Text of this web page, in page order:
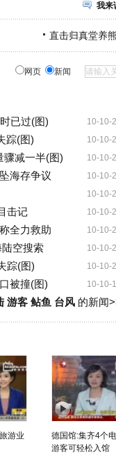
我来
直击归真堂养
网页 新闻
10-10-
已过(图)
10-10-
踪(图)
10-10-
减一半(图)
10-10-
海存争议
10-10-
10-10-
击记
10-10-
全力救助
10-10-
空搜索
10-10-
踪(图)
10-10-
被撞(图)
游客 鲇鱼 台风的新闻
游业
德国馆:集齐4个
游客可轻松入馆